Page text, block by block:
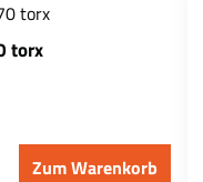
torx
Zum Warenkorb